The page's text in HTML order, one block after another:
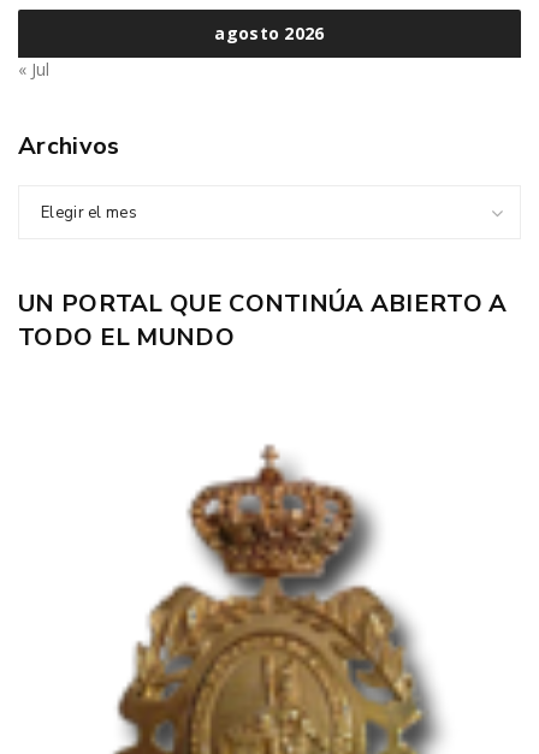
agosto 2026
« Jul
Archivos
Elegir el mes
UN PORTAL QUE CONTINÚA ABIERTO A
TODO EL MUNDO